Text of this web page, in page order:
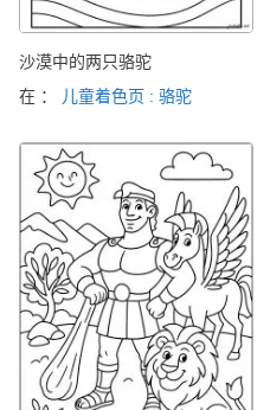
沙漠中的两只骆驼
在 ：
儿童着色页 : 骆驼